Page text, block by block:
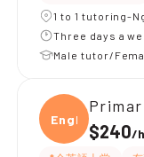
1 to 1 tutoring-
Three days a
Male tutor/
Engli
$240/